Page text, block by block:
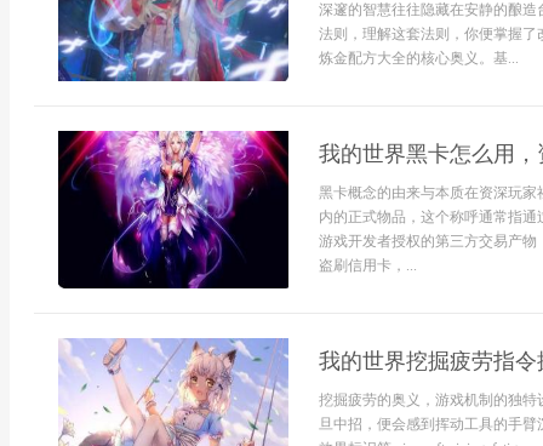
深邃的智慧往往隐藏在安静的酿
法则，理解这套法则，你便掌握
炼金配方大全的核心奥义。基...
我的世界黑卡怎么用
黑卡概念的由来与本质在资深玩
内的正式物品，这个称呼通常指
游戏开发者授权的第三方交易产
盗刷信用卡，...
我的世界挖掘疲劳指
挖掘疲劳的奥义，游戏机制的独
旦中招，便会感到挥动工具的手